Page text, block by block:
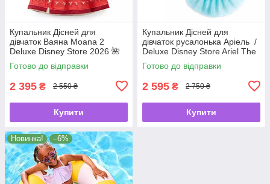
Купальник Дісней для
дівчаток Ваяна Moana 2
Deluxe Disney Store 2026 🌺
🌊
Готово до відправки
2 395 ₴ 2 550 ₴
Купити
Купальник Дісней для
дівчаток русалонька Аріель /
Deluxe Disney Store Ariel The
Little Mermaid 🧜‍♀️✨
Готово до відправки
2 595 ₴ 2 750 ₴
Купити
Новинка! –6%